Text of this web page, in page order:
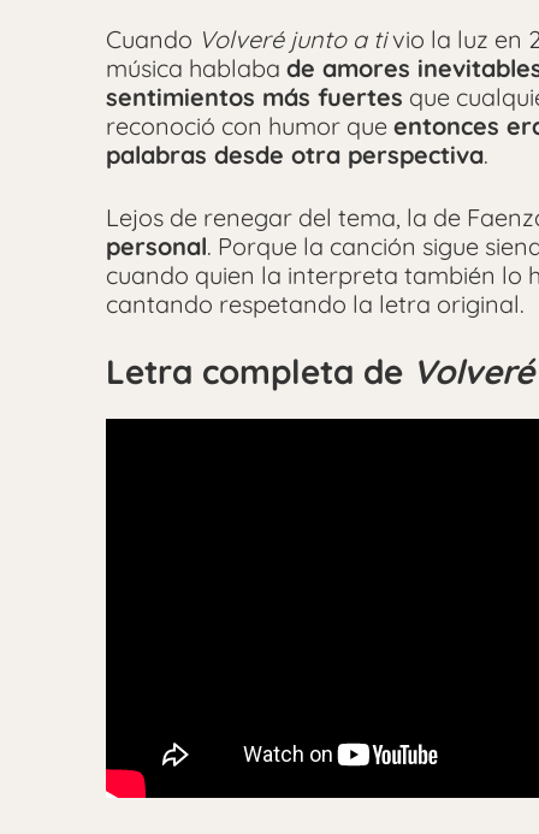
Cuando Volveré junto a tivio la luz en
música hablaba de amores
sentimientos más fuertes que
reconoció con humor que entonces
palabras desde otra perspectiva.
Lejos de renegar del tema, la de
personal. Porque la canción sigue
cuando quien la interpreta también lo
cantando respetando la letra original.
Letra completa de